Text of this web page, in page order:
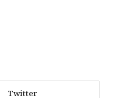
Twitter